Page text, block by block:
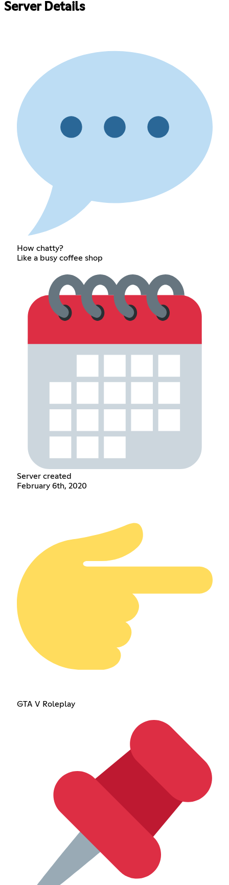
Server Details
How chatty?
Like a busy coffee shop
Server created
February 6th, 2020
GTA V Roleplay